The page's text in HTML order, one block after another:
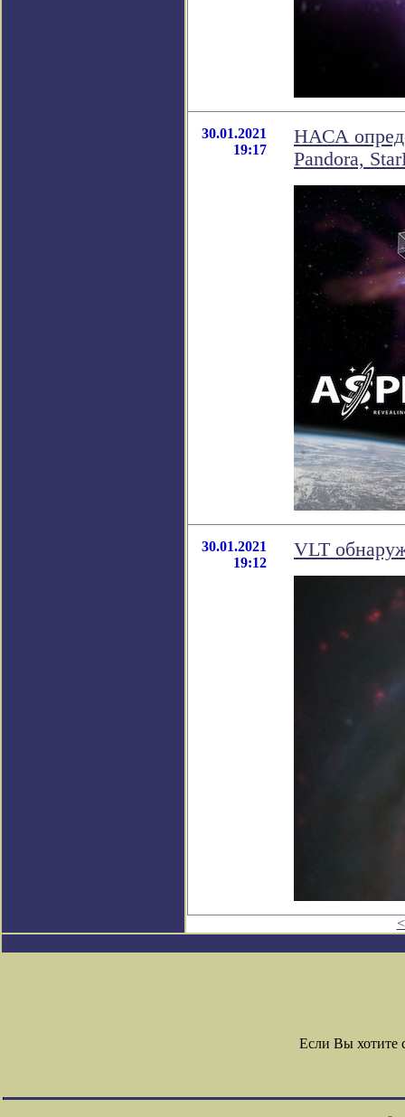
30.01.2021
19:17
НАСА
Pandora,
30.01.2021
19:12
VLT
Если Вы хотите